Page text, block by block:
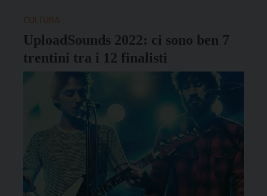
UploadSounds 2022: ci sono ben 7
trentini tra i 12 finalisti